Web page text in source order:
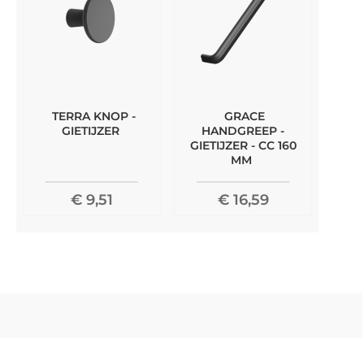
TERRA KNOP -
GIETIJZER
€ 9,51
GRACE
HANDGREEP -
GIETIJZER - CC 160
MM
€ 16,59